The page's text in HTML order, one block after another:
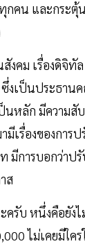
กคน และกระตุ้
งคม เรื่องดิจิทั
งเป็นประธาน
นหลัก มีความสั
เรื่องของการป
มีการบอกว่าปรั
ส
รับ หนึ่งคือยังไ
ไม่เคยมีใค